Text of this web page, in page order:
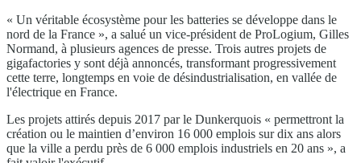
« Un véritable écosystème pour les batteries se développe dans le
nord de la France », a salué un vice-président de ProLogium, Gilles
Normand, à plusieurs agences de presse. Trois autres projets de
gigafactories y sont déjà annoncés, transformant progressivement
cette terre, longtemps en voie de désindustrialisation, en vallée de
l'électrique en France.
Les projets attirés depuis 2017 par le Dunkerquois « permettront la
création ou le maintien d’environ 16 000 emplois sur dix ans alors
que la ville a perdu près de 6 000 emplois industriels en 20 ans », a